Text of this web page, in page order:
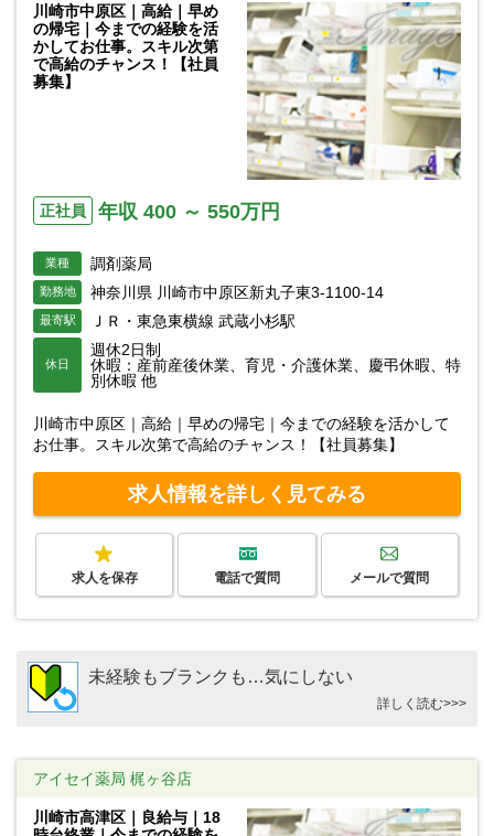
川崎市中原区｜高給｜早め
の帰宅｜今までの経験を活
かしてお仕事。スキル次第
で高給のチャンス！【社員
募集】
正社員 年収 400 ～ 550万円
業種 調剤薬局
勤務地 神奈川県 川崎市中原区新丸子東3-1100-14
最寄駅 ＪＲ・東急東横線 武蔵小杉駅
休日
週休2日制
休暇：産前産後休業、育児・介護休業、慶弔休暇、特
別休暇 他
川崎市中原区｜高給｜早めの帰宅｜今までの経験を活かして
お仕事。スキル次第で高給のチャンス！【社員募集】
求人情報を詳しく見てみる
求人を保存 電話で質問 メールで質問
未経験もブランクも…気にしない
詳しく読む>>>
アイセイ薬局 梶ヶ谷店
川崎市高津区｜良給与｜18